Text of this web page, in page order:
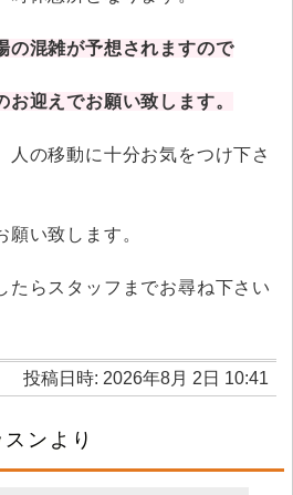
の混雑が予想されますので
迎えでお願い致します。
人の移動に十分お気をつけ下さ
願い致します。
たらスタッフまでお尋ね下さい
投稿日時: 2026年8月 2日 10:41
ンより